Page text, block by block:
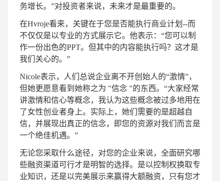
务增长。”对投资者来说，未来才是最重要的。
在Hvroje看来，关键在于您是否能执行商业计划--而
不仅仅是以专业的方式展示它。他表示：“您可以制
作一份出色的PPT。但其中的内容能执行吗？这才是
我们关心的。”
Nicole表示，人们总说企业离不开创始人的“激情”，
但她更愿意看到她称之为 "信念 "的东西。“大家经常
讲激情和信心等概念，我认为这些概念被过多地用在
了女性创业者身上。实际上，她们需要的是超越自
信，并展现出真正的信念，即您的资源对我们而言是
一个绝佳机遇。”
无论您采取什么途径，对您的企业来说，全面研究哪
些融资渠道可行才是明智的选择。是以控制权换取专
业知识，还是以完美展示来赢得大额融资，只有您才